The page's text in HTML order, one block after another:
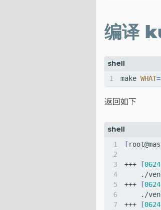
编译
1 make WHAT=
返回如下
1
4
6
7
[
+++ [0624
+++
[0624
+++
[0624